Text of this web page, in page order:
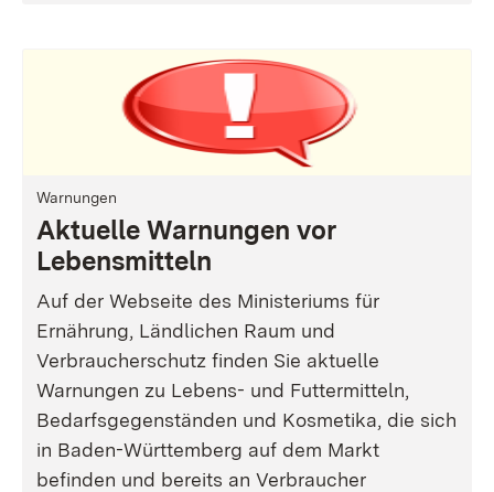
Warnungen
Aktuelle Warnungen vor
Lebensmitteln
Auf der Webseite des Ministeriums für
Ernährung, Ländlichen Raum und
Verbraucherschutz finden Sie aktuelle
Warnungen zu Lebens- und Futtermitteln,
Bedarfsgegenständen und Kosmetika, die sich
in Baden-Württemberg auf dem Markt
befinden und bereits an Verbraucher